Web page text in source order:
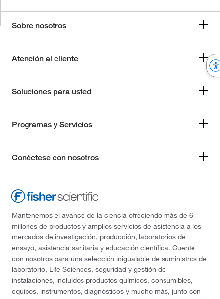
Sobre nosotros
Atención al cliente
Soluciones para usted
Programas y Servicios
Conéctese con nosotros
Mantenemos el avance de la ciencia ofreciendo más de 6
millones de productos y amplios servicios de asistencia a los
mercados de investigación, producción, laboratorios de
ensayo, asistencia sanitaria y educación científica. Cuente
con nosotros para una selección inigualable de suministros de
laboratorio, Life Sciences, seguridad y gestión de
instalaciones, incluidos productos químicos, consumibles,
equipos, instrumentos, diagnósticos y mucho más, junto con